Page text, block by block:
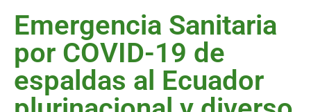
Emergencia Sanitaria
por COVID-19 de
espaldas al Ecuador